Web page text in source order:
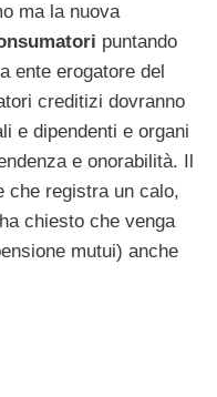
ma la nuova
puntando
ente erogatore del
creditizi dovranno
e dipendenti e organi
e onorabilità. Il
che registra un calo,
chiesto che venga
mutui) anche